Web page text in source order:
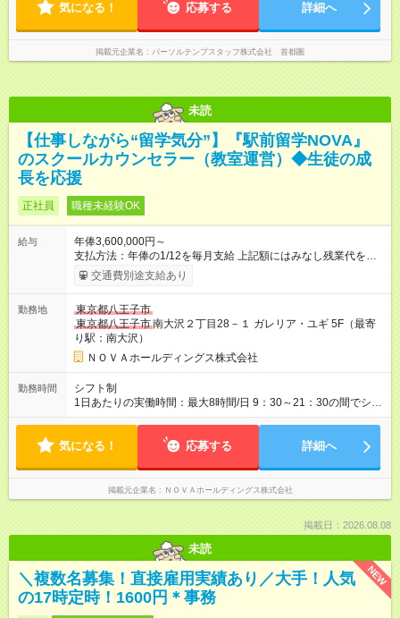
気になる！ 応募する 詳細へ
掲載元企業名 パーソルテンプスタッフ株式会社 首都圏
未読
【仕事しながら“留学気分”】『駅前留学NOVA』
のスクールカウンセラー（教室運営）◆生徒の成
長を応援
正社員 職種未経験OK
給与
年俸3,600,000円～
支払方法：年俸の1/12を毎月支給 上記額にはみなし残業代を含
みます。※超過分は全額支給いたします。 みなし残業代 30,000
円／月 みなし残業時間 15時間／月 ★頑張りが収入に直結！イン
ど、成果に応じて年2回インセンティブを支給します。一般職の
社員が、半期で20～30万円のインセンティブを手にした実績
も。頑張りが目に見える形で収入に還元されるため、高いモチ
ベーションで仕事に取り組めます。 ★毎月チャンスあり！スピ
ーディな昇格。 ―――――――――――― 年1回の査定に加
え、毎月、現場の管理職が優秀な人材を役員に推薦する制度が
あります。実力が認められれば、年度の途中でも昇格。実際、
アアップするケースも珍しくありません。 【試用期間】試用期
間あり 試用期間の長さ：1ヶ月 ※ 雇用形態と給与に、本採用時
と異なる部分があります。 雇用形態：インターンシップ 給与：
時給 1,400円 ～ 1,400円 ※月途中での入社の場合、その月の月
末まではインターンとして勤務になります。
交通費別途支給あり
勤務地
東京都八王子市
東京都八王子市南大沢２丁目28－１ ガレリア・ユギ 5F（最寄
り駅：南大沢）
ＮＯＶＡホールディングス株式会社
勤務時間
シフト制
1日あたりの実働時間：最大8時間/日 9：30～21：30の間でシフ
ト制 ［ シフト例 ］ ・平日⇒12：30-21：30 ・土日祝⇒10：00-
―――――――――――― 一校舎を一人で担当する場合も多い
て、明日に備えよう」など、調整しやすい環境です。
気になる！ 応募する 詳細へ
掲載元企業名 ＮＯＶＡホールディングス株式会社
掲載日：2026.08.08
未読
NEW
＼複数名募集！直接雇用実績あり／大手！人気
の17時定時！1600円＊事務